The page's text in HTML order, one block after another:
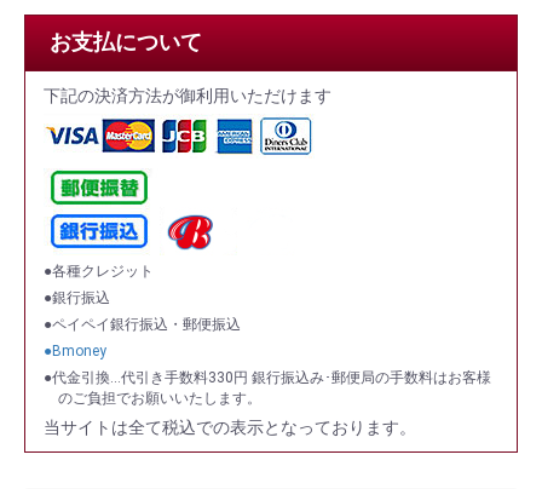
お支払について
下記の決済方法が御利用いただけます
●各種クレジット
●銀行振込
●ペイペイ銀行振込・郵便振込
●Bmoney
●代金引換…代引き手数料330円 銀行振込み･郵便局の手数料はお客様
のご負担でお願いいたします。
当サイトは全て税込での表示となっております。